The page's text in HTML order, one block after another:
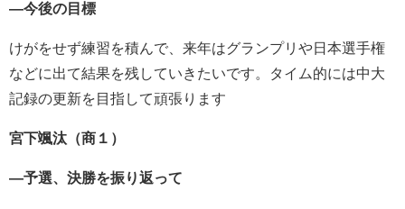
―今後の目標
けがをせず練習を積んで、来年はグランプリや日本選手権
などに出て結果を残していきたいです。タイム的には中大
記録の更新を目指して頑張ります
宮下颯汰（商１）
―予選、決勝を振り返って